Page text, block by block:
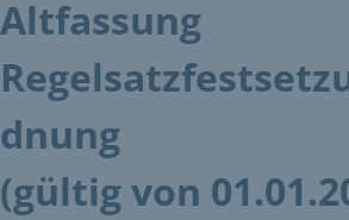
Altfassung
dnung
(gültig von